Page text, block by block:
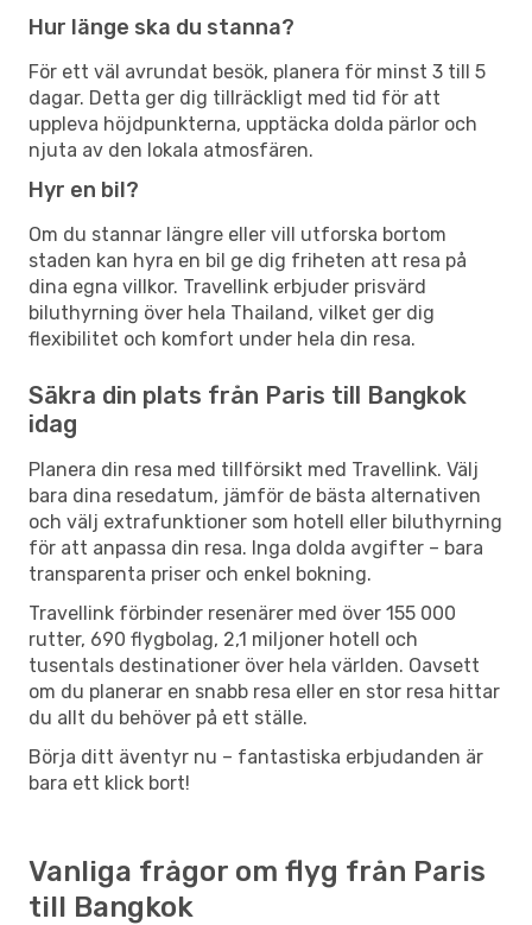
Hur länge ska du stanna?
För ett väl avrundat besök, planera för minst 3 till 5
dagar. Detta ger dig tillräckligt med tid för att
uppleva höjdpunkterna, upptäcka dolda pärlor och
njuta av den lokala atmosfären.
Hyr en bil?
Om du stannar längre eller vill utforska bortom
staden kan hyra en bil ge dig friheten att resa på
dina egna villkor. Travellink erbjuder prisvärd
biluthyrning över hela Thailand, vilket ger dig
flexibilitet och komfort under hela din resa.
Säkra din plats från Paris till Bangkok
idag
Planera din resa med tillförsikt med Travellink. Välj
bara dina resedatum, jämför de bästa alternativen
och välj extrafunktioner som hotell eller biluthyrning
för att anpassa din resa. Inga dolda avgifter – bara
transparenta priser och enkel bokning.
Travellink förbinder resenärer med över 155 000
rutter, 690 flygbolag, 2,1 miljoner hotell och
tusentals destinationer över hela världen. Oavsett
om du planerar en snabb resa eller en stor resa hittar
du allt du behöver på ett ställe.
Börja ditt äventyr nu – fantastiska erbjudanden är
bara ett klick bort!
Vanliga frågor om flyg från Paris
till Bangkok